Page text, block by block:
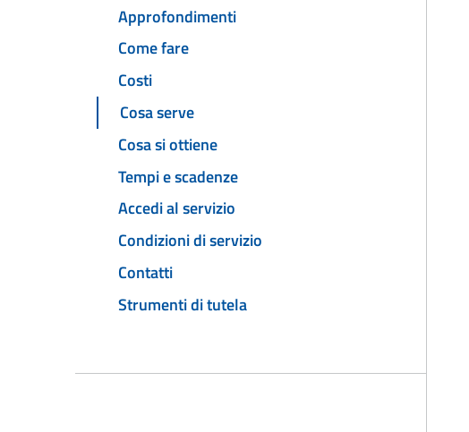
Approfondimenti
Come fare
Costi
Cosa serve
Cosa si ottiene
Tempi e scadenze
Accedi al servizio
Condizioni di servizio
Contatti
Strumenti di tutela